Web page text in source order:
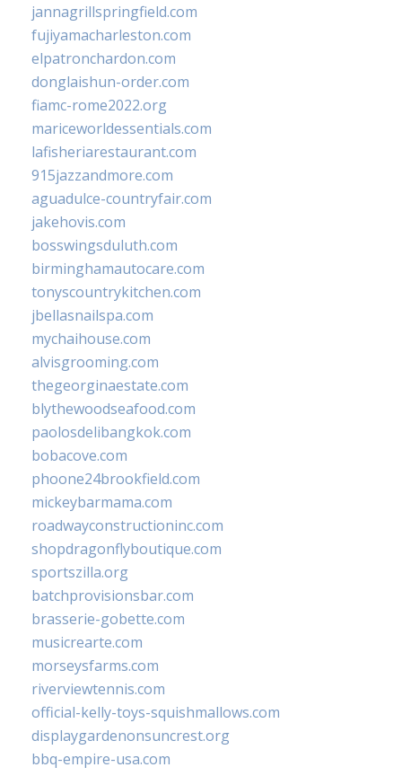
jannagrillspringfield.com
fujiyamacharleston.com
elpatronchardon.com
donglaishun-order.com
fiamc-rome2022.org
mariceworldessentials.com
lafisheriarestaurant.com
915jazzandmore.com
aguadulce-countryfair.com
jakehovis.com
bosswingsduluth.com
birminghamautocare.com
tonyscountrykitchen.com
jbellasnailspa.com
mychaihouse.com
alvisgrooming.com
thegeorginaestate.com
blythewoodseafood.com
paolosdelibangkok.com
bobacove.com
phoone24brookfield.com
mickeybarmama.com
roadwayconstructioninc.com
shopdragonflyboutique.com
sportszilla.org
batchprovisionsbar.com
brasserie-gobette.com
musicrearte.com
morseysfarms.com
riverviewtennis.com
official-kelly-toys-squishmallows.com
displaygardenonsuncrest.org
bbq-empire-usa.com